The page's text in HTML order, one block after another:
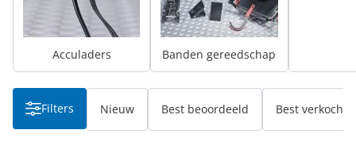
Acculaders Banden gereedschap
Filters Nieuw Best beoordeeld Best verkocht